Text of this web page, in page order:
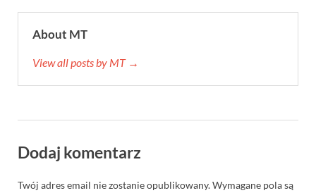
About MT
View all posts by MT →
Dodaj komentarz
Twój adres email nie zostanie opublikowany.Wymagane pola są